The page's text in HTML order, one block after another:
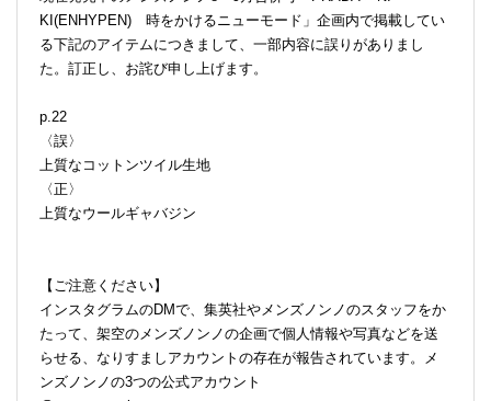
KI(ENHYPEN) 時をかけるニューモード」企画内で掲載してい
る下記のアイテムにつきまして、一部内容に誤りがありまし
た。訂正し、お詫び申し上げます。
p.22
〈誤〉
上質なコットンツイル生地
〈正〉
上質なウールギャバジン
【ご注意ください】
インスタグラムのDMで、集英社やメンズノンノのスタッフをか
たって、架空のメンズノンノの企画で個人情報や写真などを送
らせる、なりすましアカウントの存在が報告されています。メ
ンズノンノの3つの公式アカウント